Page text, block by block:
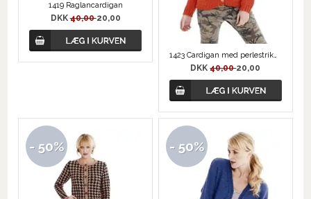
1419 Raglancardigan
DKK40,0020,00
1423 Cardigan med perlestrikning
DKK40,0020,00
- 50% - 50%